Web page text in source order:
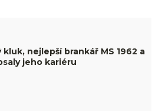
nejlepší brankář MS 1962 a
jeho kariéru